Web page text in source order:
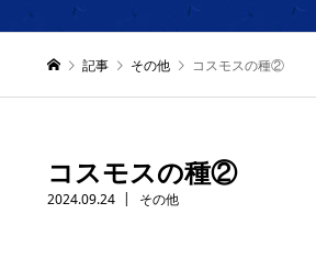
記事 その他 コスモスの種②
コスモスの種②
2024.09.24 その他